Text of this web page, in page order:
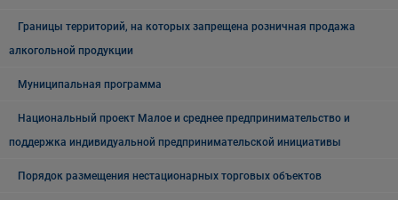
Границы территорий, на которых запрещена розничная продажа
алкогольной продукции
Муниципальная программа
Национальный проект Малое и среднее предпринимательство и
поддержка индивидуальной предпринимательской инициативы
Порядок размещения нестационарных торговых объектов